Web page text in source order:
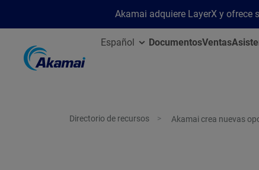
Akamai adquiere LayerX y ofrece
Español DocumentosVentas
Directorio de recursos Akamai crea nuevas